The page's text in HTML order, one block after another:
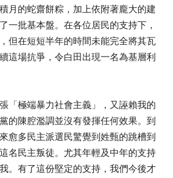
月的蛇齋餅粽，加上依附著龐大的建
一批基本盤。在各位居民的支持下，
但在短短半年的時間未能完全將其瓦
這場抗爭，令白田出現一名為基層利
「極端暴力社會主義」，又誣賴我的
的陳腔濫調並沒有發揮任何效果。到
愈多民主派選民驚覺到姓甄的跳槽到
名民主叛徒。尤其年輕及中年的支持
。有了這份堅定的支持，我們今後才